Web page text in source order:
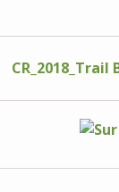
CR_2018_Trail